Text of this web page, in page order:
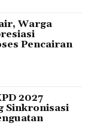
Warga
Pencairan
2027
Sinkronisasi